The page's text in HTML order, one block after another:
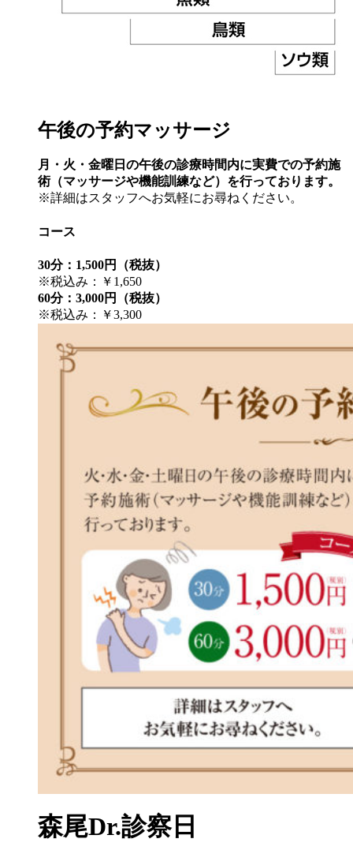
午後の予約マッサージ
月・火・金曜日の午後の診療時間内に実費での予約施
術（マッサージや機能訓練など）を行っております。
※詳細はスタッフへお気軽にお尋ねください。
コース
30分：1,500円（税抜）
※税込み：￥1,650
60分：3,000円（税抜）
※税込み：￥3,300
森尾Dr.診察日